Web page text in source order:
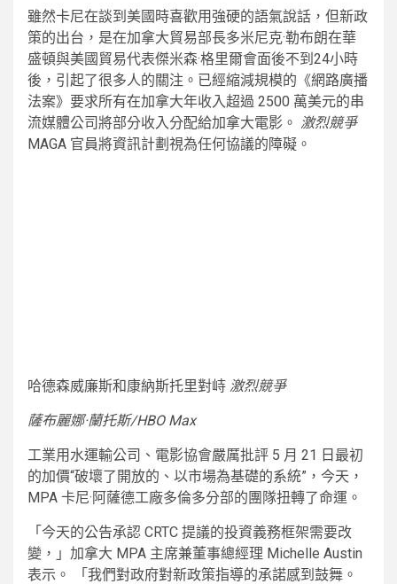
雖然卡尼在談到美國時喜歡用強硬的語氣說話，但新政
策的出台，是在加拿大貿易部長多米尼克·勒布朗在華
盛頓與美國貿易代表傑米森·格里爾會面後不到24小時
後，引起了很多人的關注。已經縮減規模的《網路廣播
法案》要求所有在加拿大年收入超過 2500 萬美元的串
流媒體公司將部分收入分配給加拿大電影。 激烈競爭
MAGA 官員將資訊計劃視為任何協議的障礙。
哈德森威廉斯和康納斯托里對峙 激烈競爭
薩布麗娜·蘭托斯/HBO Max
工業用水運輸公司、電影協會嚴厲批評 5 月​​ 21 日最初
的加價“破壞了開放的、以市場為基礎的系統”，今天，
MPA 卡尼·阿薩德工廠多倫多分部的團隊扭轉了命運。
「今天的公告承認 CRTC 提議的投資義務框架需要改
變，」加拿大 MPA 主席兼董事總經理 Michelle Austin
表示。 「我們對政府對新政策指導的承諾感到鼓舞。